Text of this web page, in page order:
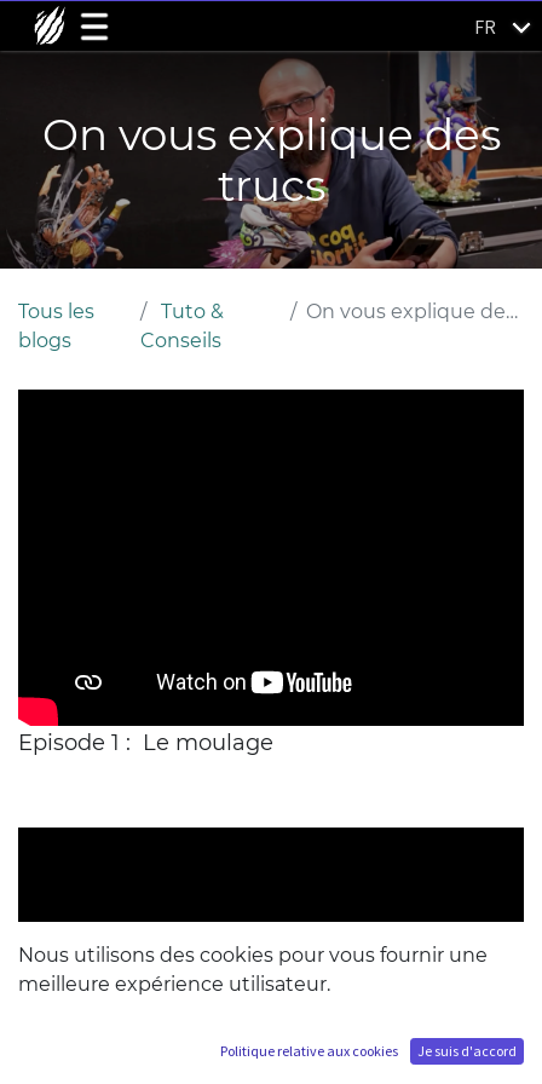
FR
On vous explique des
trucs
Tous les
blogs
Tuto &
Conseils
On vous explique des trucs
Episode 1 : Le moulage
Nous utilisons des cookies pour vous fournir une
meilleure expérience utilisateur.
Politique relative aux cookies Je suis d'accord